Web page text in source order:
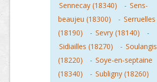
Sennecay (18340)
- Sens-
beaujeu (18300)
- Serruelles
(18190)
- Sevry (18140)
-
Sidiailles (18270)
- Soulangis
(18220)
- Soye-en-septaine
(18340)
- Subligny (18260)